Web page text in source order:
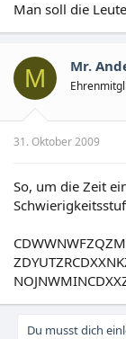
Man soll die
M Mr.
31. Oktober 2009
So, um die Zeit
Du musst dich